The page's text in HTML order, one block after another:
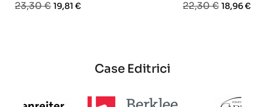
Prezzo
23,30 €Prezzo
19,81 €
Prezzo
22,30 € Prezzo
18,96 €
Case Editrici